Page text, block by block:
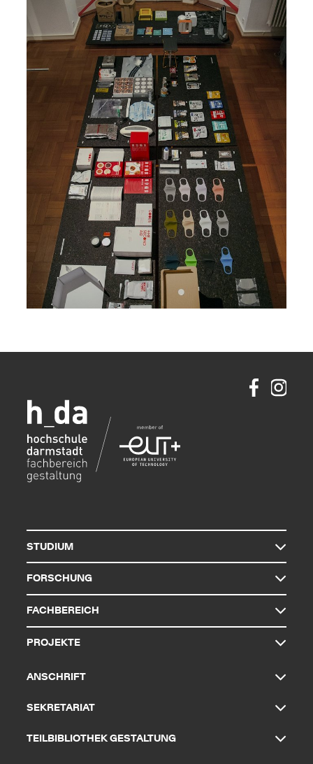
STUDIUM
FORSCHUNG
FACHBEREICH
PROJEKTE
ANSCHRIFT
SEKRETARIAT
TEILBIBLIOTHEK GESTALTUNG